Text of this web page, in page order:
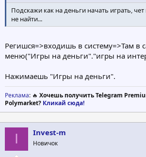
Подскажи как на деньги начать играть,
не найти...
Регишся=>входишь в систему=>Там в
меню("Игры на деньги"."игры на
Нажимаешь "Игры на деньги".
Реклама: 🔥 Хочешь получить Telegram
Polymarket? Кликай сюда!
I Invest-m
Новичок